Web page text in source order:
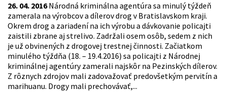
26. 04. 2016Národná kriminálna agentúra sa minulý týždeň
zamerala na výrobcov a dílerov drog v Bratislavskom kraji.
Okrem drog a zariadení na ich výrobu a dávkovanie policajti
zaistili zbrane aj strelivo. Zadržali osem osôb, sedem z nich
je už obvinených z drogovej trestnej činnosti. Začiatkom
minulého týždňa (18. – 19.4.2016) sa policajti z Národnej
kriminálnej agentúry zamerali najskôr na Pezinských dílerov.
Z rôznych zdrojov mali zadovažovať predovšetkým pervitín a
marihuanu. Drogy mali prechovávať,...